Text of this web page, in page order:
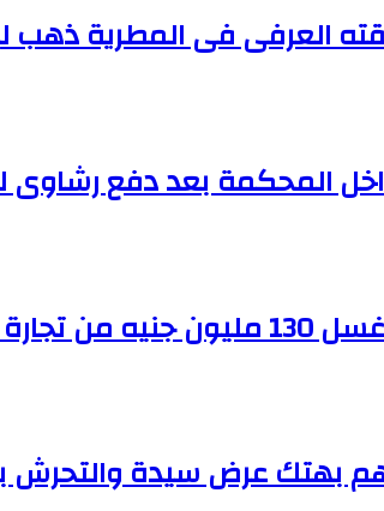
العرفى فى المطرية ذهب
بعد دفع رشاوى لموظفين